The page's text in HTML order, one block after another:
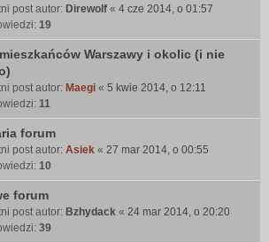
post autor: Direwolf « 4 cze 2014, o 01:57
19
Warszawy i okolic (i nie
post autor: Maegi « 5 kwie 2014, o 12:11
11
forum
post autor: Asiek « 27 mar 2014, o 00:55
10
forum
post autor: Bzhydack « 24 mar 2014, o 20:20
39